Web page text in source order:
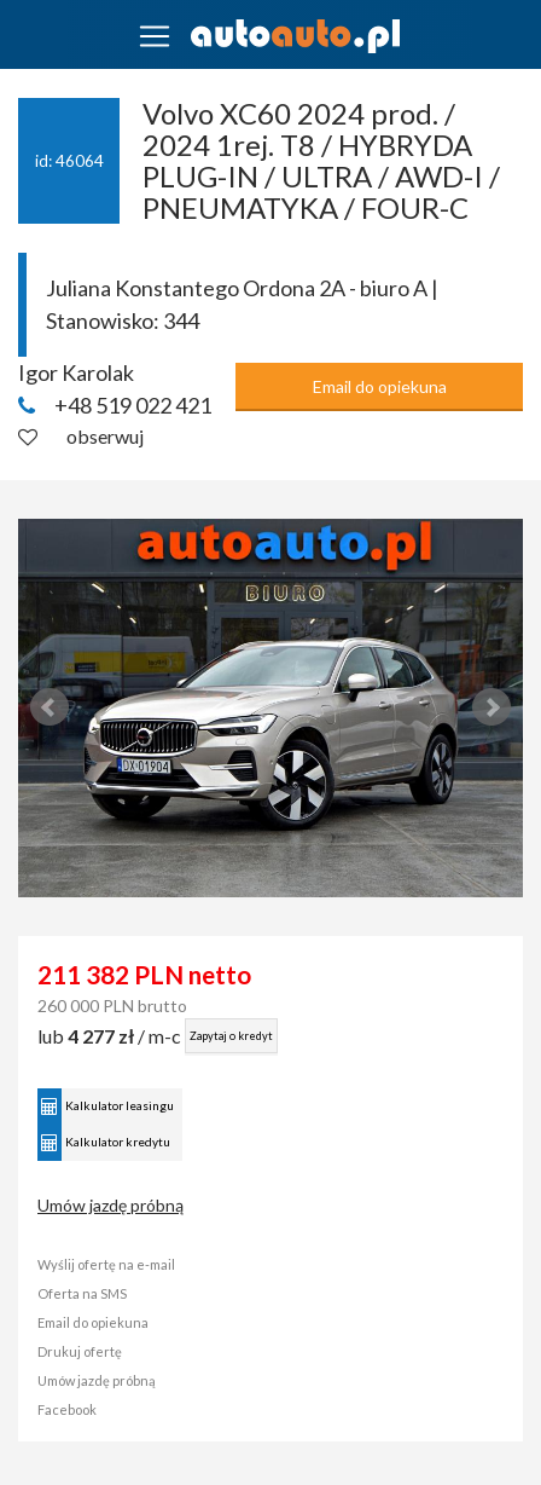
id: 46064
Volvo XC60 2024 prod. /
2024 1rej. T8 / HYBRYDA
PLUG-IN / ULTRA / AWD-I /
PNEUMATYKA / FOUR-C
Juliana Konstantego Ordona 2A - biuro A |
Stanowisko: 344
Igor Karolak
+48 519 022 421
Email do opiekuna
obserwuj
211 382 PLN netto
260 000 PLN brutto
lub 4 277 zł / m-c Zapytaj o kredyt
Kalkulator leasingu
Kalkulator kredytu
Umów jazdę próbną
Wyślij ofertę na e-mail
Oferta na SMS
Email do opiekuna
Drukuj ofertę
Umów jazdę próbną
Facebook